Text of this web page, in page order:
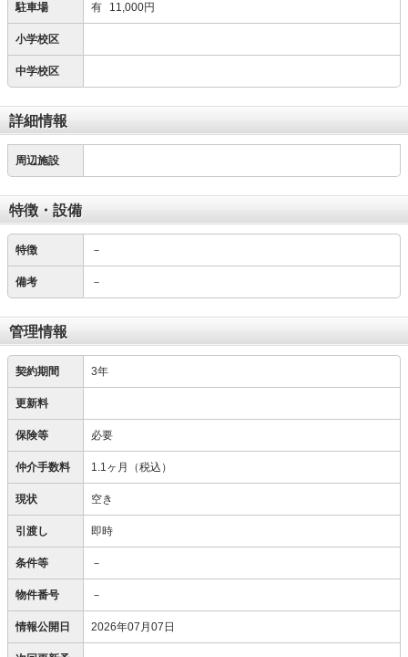
駐車場 有 11,000円
小学校区
中学校区
詳細情報
周辺施設
特徴・設備
特徴 －
備考 －
管理情報
契約期間 3年
更新料
保険等 必要
仲介手数料 1.1ヶ月（税込）
現状 空き
引渡し 即時
条件等 －
物件番号 －
情報公開日 2026年07月07日